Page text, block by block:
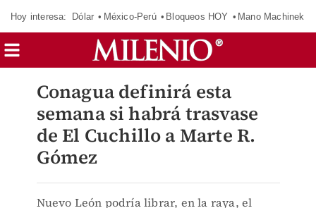
Hoy interesa: Dólar México-Perú Bloqueos HOY Mano Machinek
Conagua definirá esta
semana si habrá trasvase
de El Cuchillo a Marte R.
Gómez
Nuevo León podría librar, en la raya, el